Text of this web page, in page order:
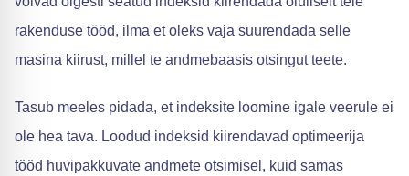
rakenduse tööd, ilma et oleks vaja suurendada selle
masina kiirust, millel te andmebaasis otsingut teete.
Tasub meeles pidada, et indeksite loomine igale veerule ei
ole hea tava. Loodud indeksid kiirendavad optimeerija
tööd huvipakkuvate andmete otsimisel, kuid samas